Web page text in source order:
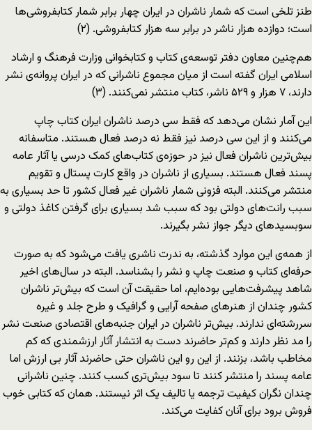
طنز تلخی است که شمار ناشران در ایران چهار برابر شمار کتابفروشی‌ها
است؛ دوازده هزار ناشر در برابر سه هزار کتابفروشی. (۲)
هم‌چنین معاون دفتر توسعه‌ی کتاب و کتابخوانی وزارت فرهنگ و ارشاد
اسلامی ایران گفته است از میان مجموع ناشرانی که در ایران پروانه‌ی نشر
دارند، ۷ هزار و ۵۲۹ ناشر، کتاب منتشر نمی‌کنند. (۳)
این آمار نشان می‌دهد که فقط سی درصد ناشران ایران کتاب چاپ
می‌کنند و از این سی درصد نیز فقط نه درصد فعال هستند. متاسفانه
بیش‌ترین ناشران فعال نیز در حوزه‌ی کتاب‌های کمک درسی یا آثار عامه
پسند فعال هستند. بسیاری از ناشران در واقع کارت پستال و تقویم
منتشر می‌کنند. البته فزونی شمار ناشران غیر فعال کشور تا حد بسیاری به
سبب رانت‌های دولتی بود که سبب شد بسیاری برای گرفتن کاغذ دولتی و
سوبسیدهای دیگر جواز نشر بگیرند.
از همه‌ی این موارد گذشته، به ندرت ناشری یافت می‌شود که به صورت
حرفه‌ای کتاب و صنعت چاپ و نشر را بشناسد. البته در سال‌های اخیر
شاهد پیشرفت‌هایی بوده‌ایم، اما حقیقت آن است که بیش‌تر ناشران
کشور چندان از هنرهای صفحه آرایی و گرافیک و طرح جلد و غیره
سررشته‌ای ندارند. بیش‌تر ناشران در ایران جنبه‌های اقتصادی صنعت نشر
را مد نظر دارند و کم‌تر حاضرند دست به انتشار آثار ارزشمندی که کم
مخاطب باشد، بزنند. از این رو این ناشران حتی حاضرند آثار بی ارزش اما
عامه پسند را منتشر کنند تا سود بیش‌تری کسب کنند. چنین ناشرانی
چندان نگران کیفیت ترجمه یا تالیف یک اثر نیستند. همان که کتابی خوب
فروش برود برای آنان کفایت می‌کند.